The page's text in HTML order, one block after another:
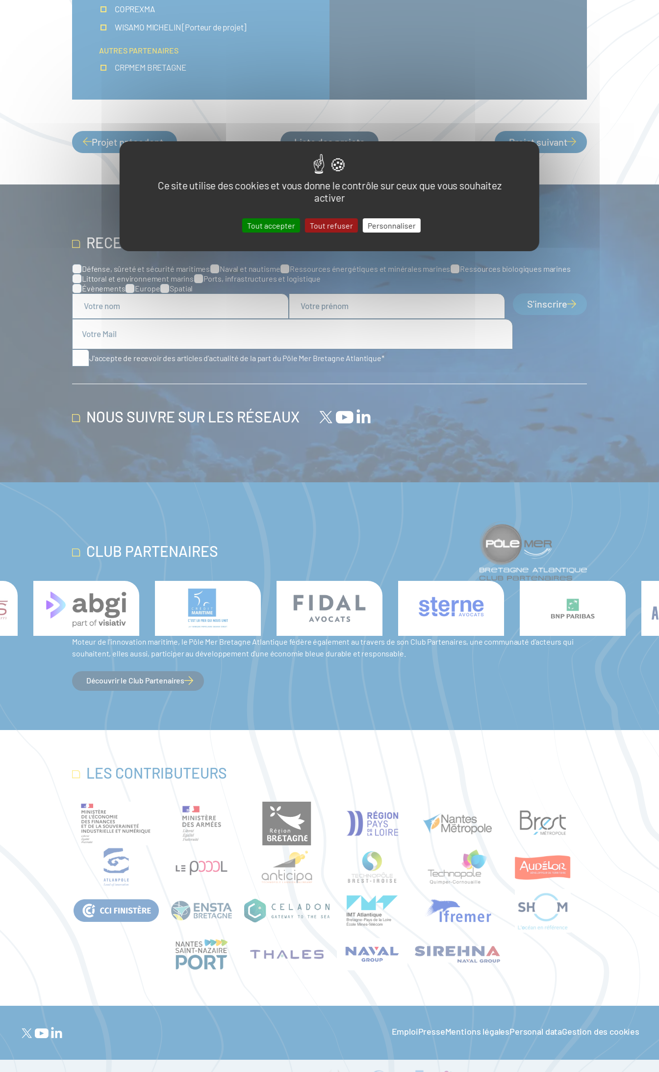
Ce site utilise des cookies et vous donne le contrôle sur ceux que vous souhaitez
activer
Tout accepter Tout refuser Personnaliser
COPREXMA
WISAMO MICHELIN [Porteur de projet]
AUTRES PARTENAIRES
CRPMEM BRETAGNE
PAGINATIONProjet précedent Liste des projets Projet suivant
RECEVOIR NOS ACTUALITÉS
Catégories
Défense, sûreté et sécurité maritimes Naval et nautisme Ressources énergétiques et minérales marines
Ressources biologiques marines
Littoral et environnement marins
Ports, infrastructures et logistique
Évènements
Europe Spatial
S'inscrire
J'accepte de recevoir des articles d'actualité de la part du Pôle Mer Bretagne Atlantique
NOUS SUIVRE SUR LES RÉSEAUX
CLUB PARTENAIRES
Moteur de l'innovation maritime, le Pôle Mer Bretagne Atlantique fédère également au travers de son Club Partenaires, une communauté d'acteurs qui
souhaitent, elles aussi, participer au développement d'une économie bleue durable et responsable.
Découvrir le Club Partenaires
LES CONTRIBUTEURS
EmploiPresseMentions légalesPersonal dataGestion des cookies